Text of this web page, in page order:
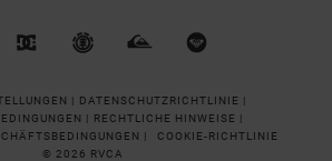
|
DATENSCHUTZRICHTLINIE |
|
RECHTLICHE HINWEISE |
|
COOKIE-RICHTLINIE
© 2026 RVCA